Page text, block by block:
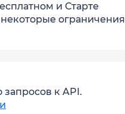
и Старте
некоторые ограничения
запросов к API.